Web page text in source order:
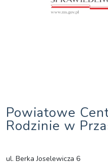
Powiatowe
Rodzinie w
ul. Berka Joselewicza 6